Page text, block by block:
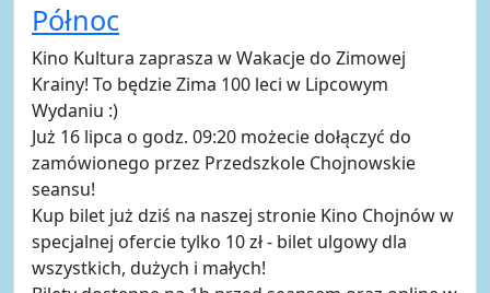
Północ
Kino Kultura zaprasza w Wakacje do Zimowej
Krainy! To będzie Zima 100 leci w Lipcowym
Wydaniu :)
Już 16 lipca o godz. 09:20 możecie dołączyć do
zamówionego przez Przedszkole Chojnowskie
seansu!
Kup bilet już dziś na naszej stronie Kino Chojnów w
specjalnej ofercie tylko 10 zł - bilet ulgowy dla
wszystkich, dużych i małych!